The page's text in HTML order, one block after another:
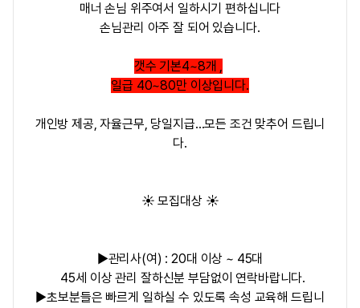
매너 손님 위주여서 일하시기 편하십니다
손님관리 아주 잘 되어 있습니다.
갯수 기본4~8개 ,
일급 40~80만 이상입니다.
개인방 제공, 자율근무, 당일지급...모든 조건 맞추어 드립니
다.
☀️ 모집대상 ☀️
▶관리사(여) : 20대 이상 ~ 45대
45세 이상 관리 잘하신분 부담없이 연락바랍니다.
▶초보분들은 빠르게 일하실 수 있도록 속성 교육해 드립니